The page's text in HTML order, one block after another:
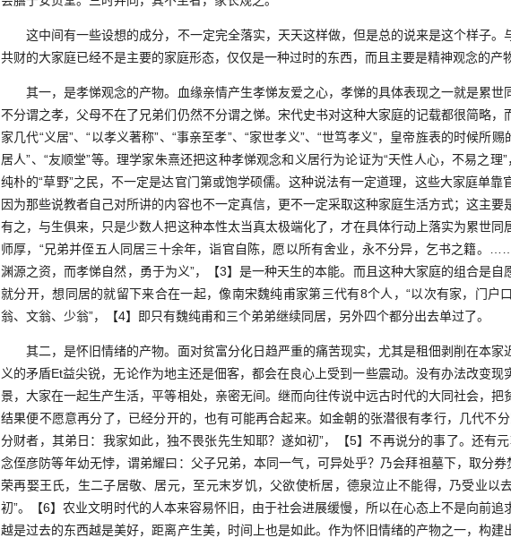
这中间有一些设想的成分，不一定完全落实，天天这样做，但是总的说来是这个样子。
共财的大家庭已经不是主要的家庭形态，仅仅是一种过时的东西，而且主要是精神观念的产
其一，是孝悌观念的产物。血缘亲情产生孝悌友爱之心，孝悌的具体表现之一就是累世
不分谓之孝，父母不在了兄弟们仍然不分谓之悌。宋代史书对这种大家庭的记载都很简略
家几代“义居”、“以孝义著称”、“事亲至孝”、“家世孝义”、“世笃孝义”，皇帝旌表的时候所赐
居人”、“友顺堂”等。理学家朱熹还把这种孝悌观念和义居行为论证为“天性人心，不易之
纯朴的“草野”之民，不一定是达官门第或饱学硕儒。这种说法有一定道理，这些大家庭单靠
因为那些说教者自己对所讲的内容也不一定真信，更不一定采取这种家庭生活方式；这主
有之，与生俱来，只是少数人把这种本性太当真太极端化了，才在具体行动上落实为累世
师厚，“兄弟并侄五人同居三十余年，诣官自陈，愿以所有舍业，永不分异，乞书之籍。
渊源之资，而孝悌自然，勇于为义”，【3】是一种天生的本能。而且这种大家庭的组合是
就分开，想同居的就留下来合在一起，像南宋魏纯甫家第三代有8个人，“以次有家，门
翁、文翁、少翁”，【4】即只有魏纯甫和三个弟弟继续同居，另外四个都分出去单过了。
其二，是怀旧情绪的产物。面对贫富分化日趋严重的痛苦现实，尤其是租佃剥削在本家
义的矛盾Et益尖锐，无论作为地主还是佃客，都会在良心上受到一些震动。没有办法改变
景，大家在一起生产生活，平等相处，亲密无间。继而向往传说中远古时代的大同社会，把
结果便不愿意再分了，已经分开的，也有可能再合起来。如金朝的张潜很有孝行，几代不
分财者，其弟日：我家如此，独不畏张先生知耶？遂如初”，【5】不再说分的事了。还有元
念侄彦防等年幼无悖，谓弟耀曰：父子兄弟，本同一气，可异处乎？乃会拜祖墓下，取分券
荣再娶王氏，生二子居敬、居元，至元末岁饥，父欲使析居，德泉泣止不能得，乃受业以
初”。【6】农业文明时代的人本来容易怀旧，由于社会进展缓慢，所以在心态上不是向前追
越是过去的东西越是美好，距离产生美，时间上也是如此。作为怀旧情绪的产物之一，构建